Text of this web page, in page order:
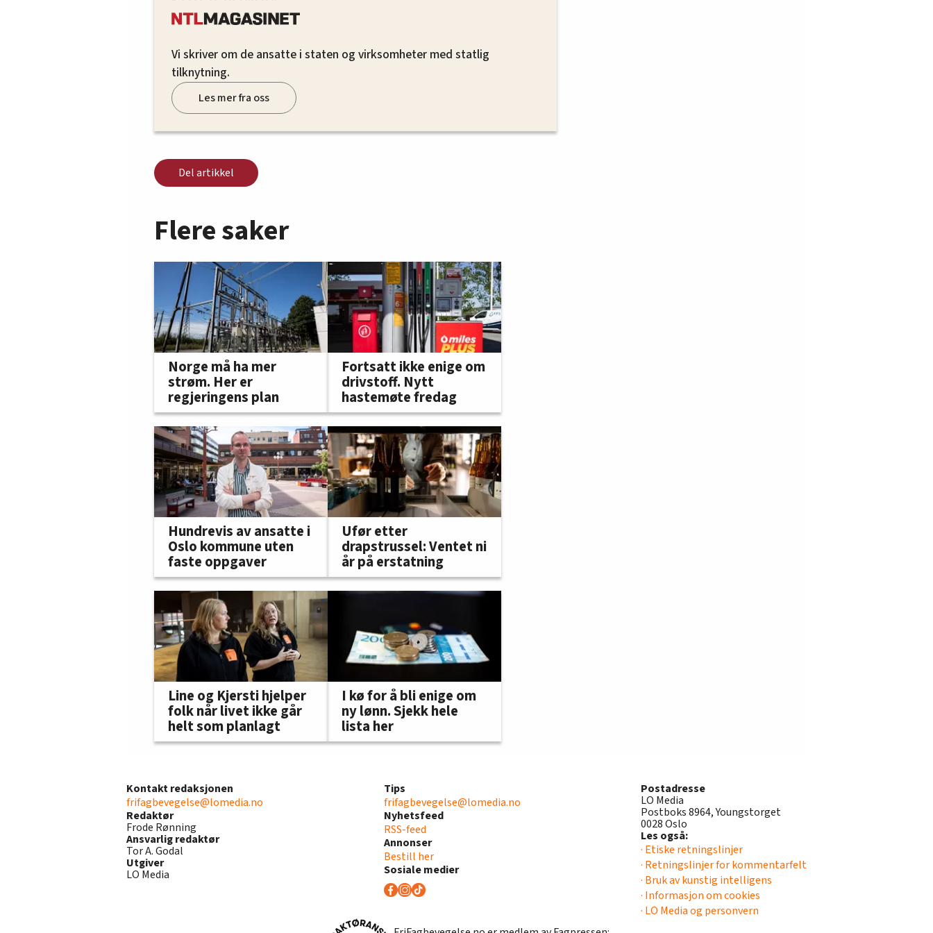
Vi skriver om de ansatte i staten og virksomheter med statlig
tilknytning.
Les mer fra oss
Del artikkel
Flere saker
Norge må ha mer
strøm. Her er
regjeringens plan
Fortsatt ikke enige om
drivstoff. Nytt
hastemøte fredag
Hundrevis av ansatte i
Oslo kommune uten
faste oppgaver
Ufør etter
drapstrussel: Ventet ni
år på erstatning
Line og Kjersti hjelper
folk når livet ikke går
helt som planlagt
I kø for å bli enige om
ny lønn. Sjekk hele
lista her
Kontakt redaksjonen
frifagbevegelse@lomedia.no
Redaktør
Frode Rønning
Ansvarlig redaktør
Tor A. Godal
Utgiver
LO Media
Tips
frifagbevegelse@lomedia.no
Nyhetsfeed
RSS-feed
Annonser
Bestill her
Sosiale medier
Postadresse
LO Media
Postboks 8964, Youngstorget
0028 Oslo
Les også:
· Etiske retningslinjer
· Retningslinjer for kommentarfelt
· Bruk av kunstig intelligens
· Informasjon om cookies
· LO Media og personvern